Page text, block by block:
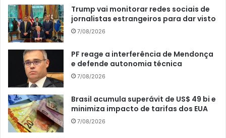
Trump vai monitorar redes sociais de
jornalistas estrangeiros para dar visto
7/08/2026
PF reage a interferência de Mendonça
e defende autonomia técnica
7/08/2026
Brasil acumula superávit de US$ 49 bi e
minimiza impacto de tarifas dos EUA
7/08/2026